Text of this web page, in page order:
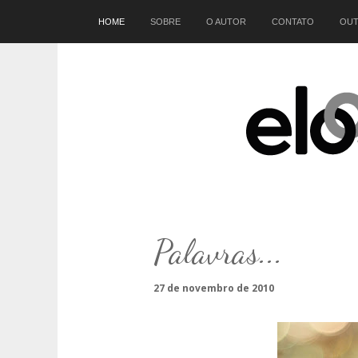
HOME SOBRE O AUTOR CONTATO Início
Palavras...
27 de novembro de 2010